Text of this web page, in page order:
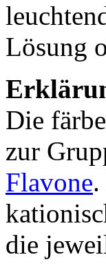
Lösung
Die
zur
Flavone
die